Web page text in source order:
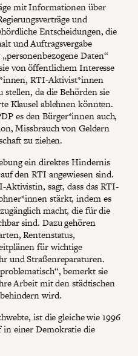
mit Informationen über
und
Entscheidungen, die
und Auftragsvergabe
Daten“
von öffentlichem Interesse
RTI-Aktivist*innen
da die Behörden sie
Klausel ablehnen könnten.
es den Bürger*innen auch,
Missbrauch von Geldern
zu ziehen.
ein direktes Hindernis
den RTI angewiesen sind.
Aktivistin, sagt, dass das RTI-
stärkt, indem es
macht, die für die
sind. Dazu gehören
Rentenstatus,
für wichtige
und Straßenreparaturen.
bemerkt sie
Arbeit mit den städtischen
wird.
ist die gleiche wie 1996
in einer Demokratie die